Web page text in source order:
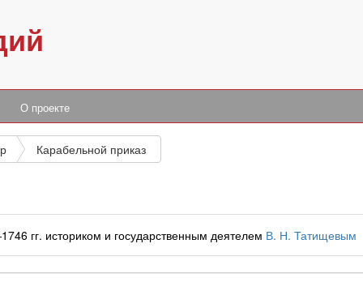
О проекте
Карабельной приказ
гг. историком и государственным деятелем В. Н. Татищевым